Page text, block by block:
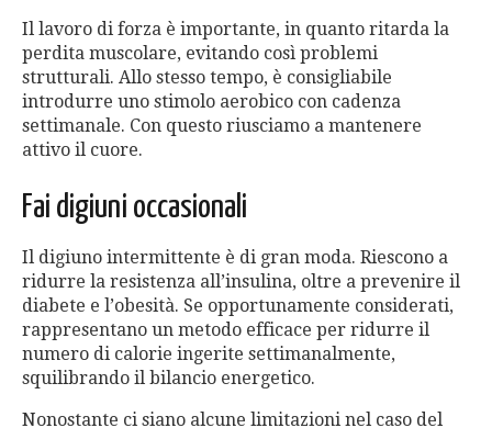
Il lavoro di forza è importante, in quanto ritarda la
perdita muscolare, evitando così problemi
strutturali. Allo stesso tempo, è consigliabile
introdurre uno stimolo aerobico con cadenza
settimanale. Con questo riusciamo a mantenere
attivo il cuore.
Fai digiuni occasionali
Il digiuno intermittente è di gran moda. Riescono a
ridurre la resistenza all’insulina, oltre a prevenire il
diabete e l’obesità. Se opportunamente considerati,
rappresentano un metodo efficace per ridurre il
numero di calorie ingerite settimanalmente,
squilibrando il bilancio energetico.
Nonostante ci siano alcune limitazioni nel caso del